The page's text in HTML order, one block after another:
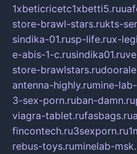
1xbeticricetc1xbetti5.ru
store-brawl-stars.rukts-
sindika-01.rusp-life.rux-
e-abis-1-c.rusindika01.ru
store-brawlstars.ru
antenna-highly.rumine-
3-sex-porn.ruban-damn.ru
viagra-tablet.rufasbags.ru
fincontech.ru3sexporn.ru
rebus-toys.ruminelab-